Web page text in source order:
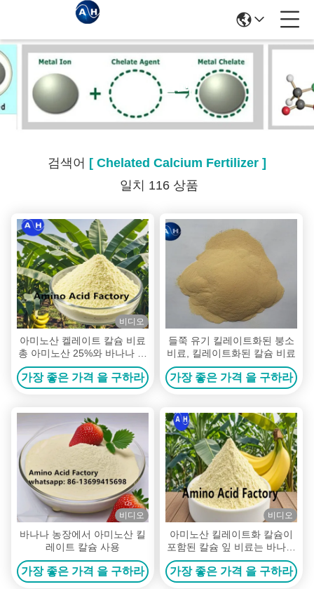
검색 결과
검색어 [ Chelated Calcium Fertilizer ]
일치 116 상품
비디오
아미노산 켈레이트 칼슘 비료
총 아미노산 25%와 바나나 농
장용 물 용해성 100%로 과일
집합과 영양소 운송을 개선합
니다
가장 좋은 가격 을 구하라
들쭉 유기 킬레이트화된 붕소
비료, 킬레이트화된 칼슘 비료
가장 좋은 가격 을 구하라
비디오
바나나 농장에서 아미노산 킬
레이트 칼슘 사용
가장 좋은 가격 을 구하라
비디오
아미노산 킬레이트화 칼슘이
포함된 칼슘 잎 비료는 바나나
식물을 더 강하게 만들고 작물
수확량을 높입니다.
가장 좋은 가격 을 구하라